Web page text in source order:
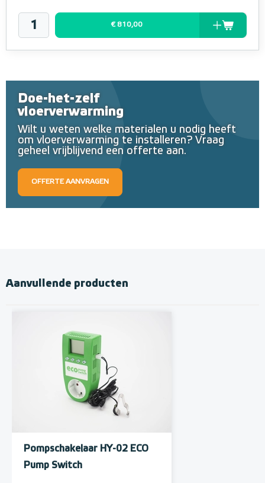
€ 810,00
Doe-het-zelf
vloerverwarming
Wilt u weten welke materialen u nodig heeft
om vloerverwarming te installeren? Vraag
geheel vrijblijvend een offerte aan.
OFFERTE AANVRAGEN
Aanvullende producten
Pompschakelaar HY-02 ECO
Pump Switch